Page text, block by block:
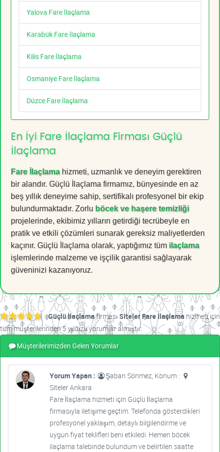
Yalova Fare İlaçlama
Karabük Fare İlaçlama
Kilis Fare İlaçlama
Osmaniye Fare İlaçlama
Düzce Fare İlaçlama
En İyi Fare İlaçlama Firması Güçlü
İlaçlama
Fare İlaçlamahizmeti, uzmanlık ve deneyim gerektiren
bir alandır. Güçlü İlaçlama firmamız, bünyesinde en az
beş yıllık deneyime sahip, sertifikalı profesyonel bir ekip
bulundurmaktadır. Zorlu böcek ve haşere temizliği
projelerinde, ekibimiz yılların getirdiği tecrübeyle en
pratik ve etkili çözümleri sunarak gereksiz maliyetlerden
kaçınır. Güçlü İlaçlama olarak, yaptığımız tüm ilaçlama
işlemlerinde malzeme ve işçilik garantisi sağlayarak
güveninizi kazanıyoruz.
Güçlü İlaçlamafirması Siteler Fare İlaçlama hizmeti için
tüm müşterilerinden 5 yıldızlı yorumlar almıştır.
Müşterilerimizden Gelen Yorumlar
Yorum Yapan :
Şaban Sönmez, Konum :
Siteler Ankara
Fare İlaçlama hizmeti için Güçlü İlaçlama
firmasıyla iletişime geçtim. Telefonda gösterdikleri
profesyonel yaklaşım, detaylı bilgilendirme ve
uygun fiyat teklifleri beni etkiledi. Hemen böcek
ilaçlama talebinde bulundum ve belirtilen saatte